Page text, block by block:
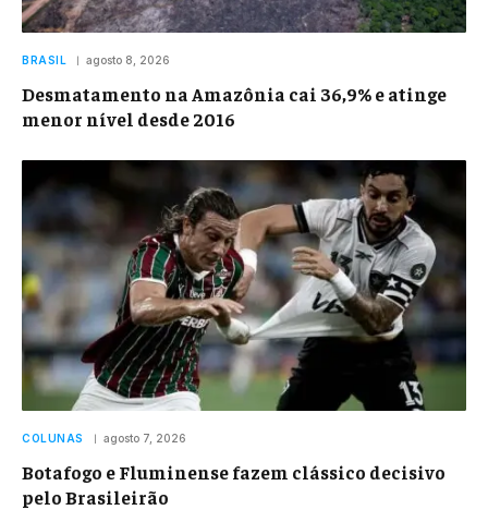
BRASIL agosto 8, 2026
Desmatamento na Amazônia cai 36,9% e atinge
menor nível desde 2016
COLUNAS agosto 7, 2026
Botafogo e Fluminense fazem clássico decisivo
pelo Brasileirão